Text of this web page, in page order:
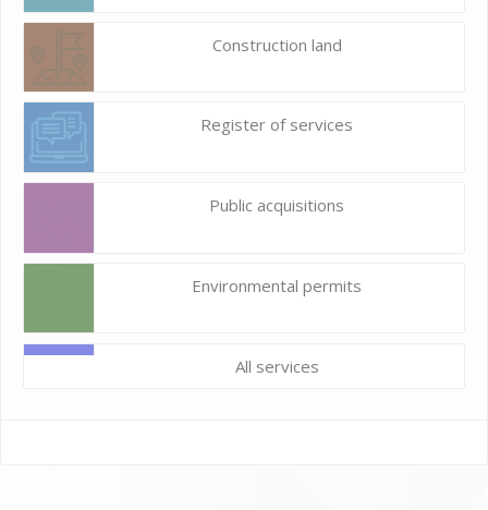
Construction land
Register of services
Public acquisitions
Environmental permits
All services